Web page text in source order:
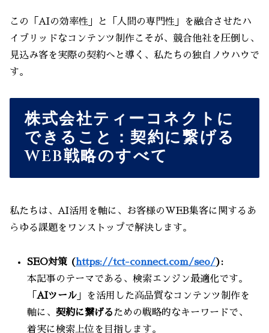
この「AIの効率性」と「人間の専門性」を融合させたハ
イブリッドなコンテンツ制作こそが、競合他社を圧倒し、
見込み客を実際の契約へと導く、私たちの独自ノウハウで
す。
株式会社ティーコネクトに
できること：契約に繋げる
WEB戦略のすべて
私たちは、AI活用を軸に、お客様のWEB集客に関するあ
らゆる課題をワンストップで解決します。
SEO対策 (https://tct-connect.com/seo/):
本記事のテーマである、検索エンジン最適化です。
「AIツール 」を活用した高品質なコンテンツ制作を
軸に、契約に繋げる ための戦略的なキーワードで、
着実に検索上位を目指します。